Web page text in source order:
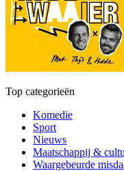
Top categorieën
Komedie
Sport
Nieuws
Maatschappij &
Waargebeurde